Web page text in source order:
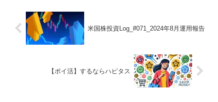
米国株投資Log_#071_2024年8月運用報告
【ポイ活】するならハピタス